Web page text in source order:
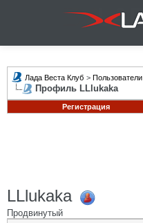
Лада Веста Клуб > Пользователи
Профиль LLlukaka
Регистрация
LLlukaka
Продвинутый